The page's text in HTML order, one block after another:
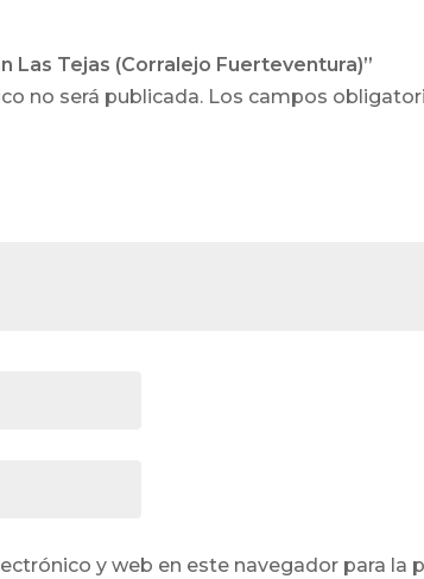
Las Tejas (Corralejo Fuerteventura)”
no será publicada. Los campos
y web en este navegador para la